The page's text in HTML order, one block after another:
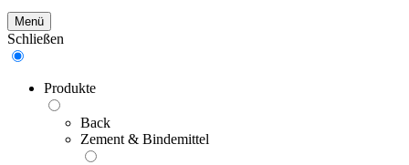
Menü
Schließen
Produkte
Back
Zement & Bindemittel